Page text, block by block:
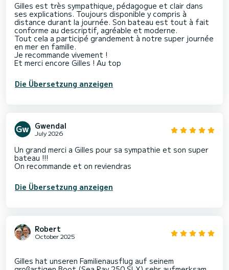
Gilles est très sympathique, pédagogue et clair dans
ses explications. Toujours disponible y compris à
distance durant la journée. Son bateau est tout à fait
conforme au descriptif, agréable et moderne.
Tout cela a participé grandement à notre super journée
en mer en famille.
Je recommande vivement !
Et merci encore Gilles ! Au top
Die Übersetzung anzeigen
Gwendal
July 2026
Un grand merci a Gilles pour sa sympathie et son super
bateau !!!
On recommande et on reviendras
Die Übersetzung anzeigen
Robert
October 2025
Gilles hat unseren Familienausflug auf seinem